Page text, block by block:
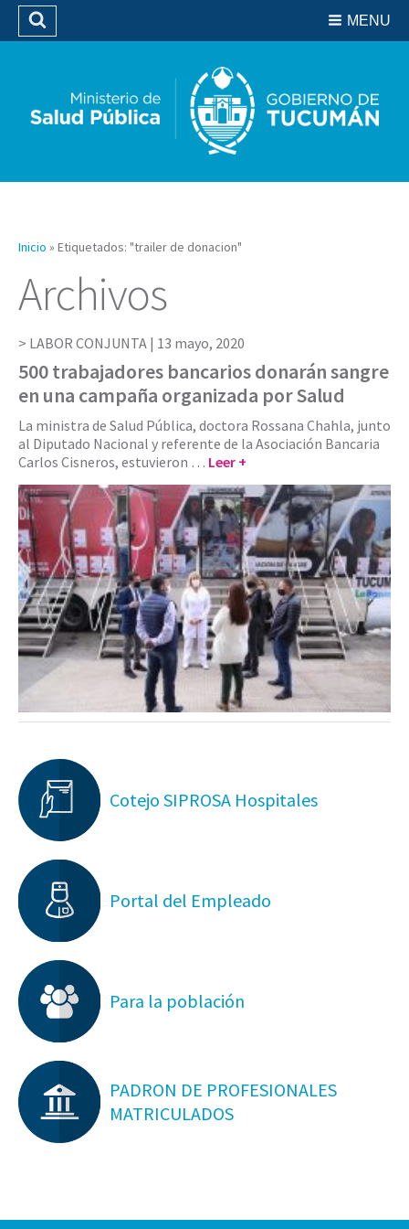
Biblioteca
MENU
Buscar
Inicio » Etiquetados: "trailer de donacion"
Archivos
LABOR CONJUNTA | 13 mayo, 2020
500 trabajadores bancarios donarán sangre
en una campaña organizada por Salud
La ministra de Salud Pública, doctora Rossana Chahla, junto
al Diputado Nacional y referente de la Asociación Bancaria
Carlos Cisneros, estuvieron … Leer +
Cotejo SIPROSA Hospitales
Portal del Empleado
Para la población
PADRON DE PROFESIONALES
MATRICULADOS